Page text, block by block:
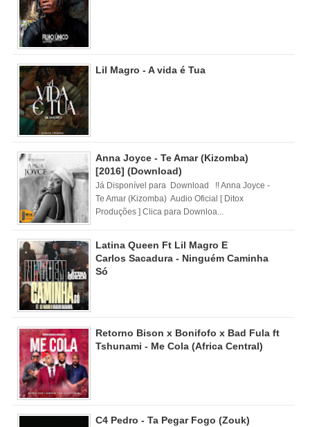
Lil Magro - A vida é Tua
Anna Joyce - Te Amar (Kizomba)
[2016] (Download)
Já Disponível para Download !! Anna Joyce -
Te Amar (Kizomba) Audio Oficial [ Ditox
Produções ] Clica para Downloa...
Latina Queen Ft Lil Magro E
Carlos Sacadura - Ninguém Caminha
Só
Retorno Bison x Bonifofo x Bad Fula ft
Tshunami - Me Cola (Africa Central)
C4 Pedro - Ta Pegar Fogo (Zouk)